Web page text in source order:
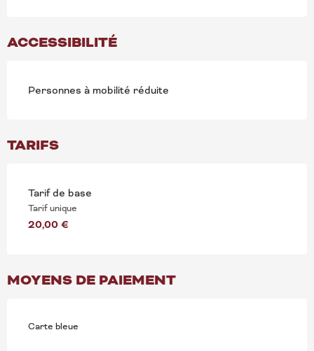
ACCESSIBILITÉ
Personnes à mobilité réduite
TARIFS
Tarif de base
Tarif unique
20,00 €
MOYENS DE PAIEMENT
Carte bleue